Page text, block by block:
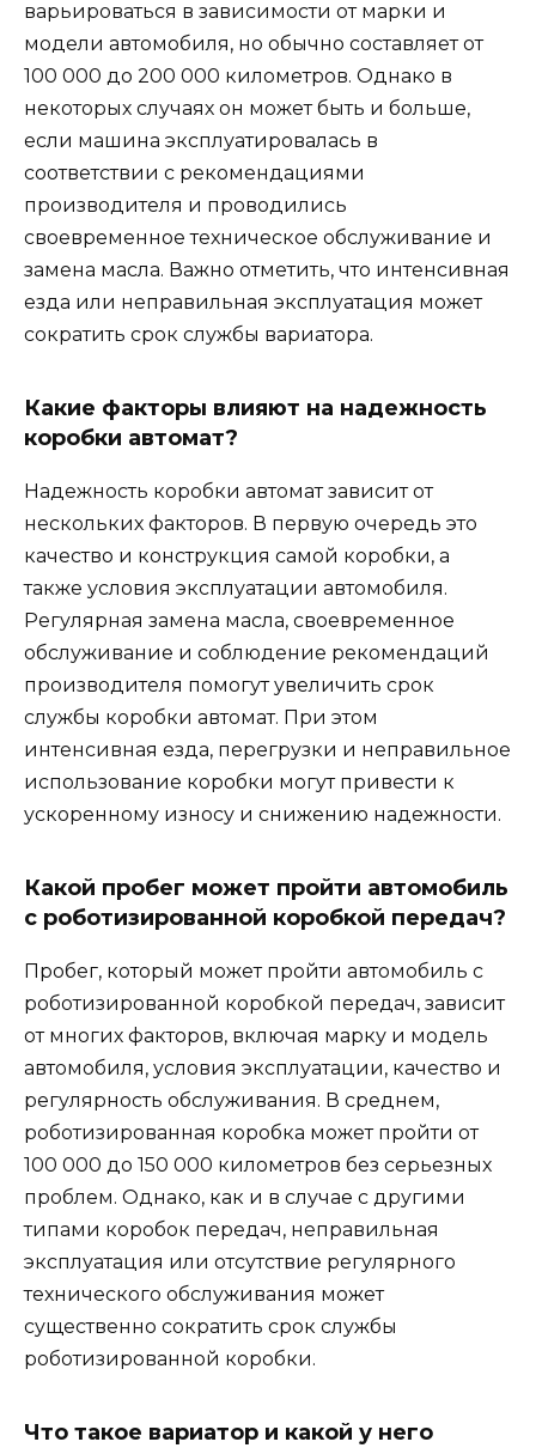
варьироваться в зависимости от марки и
модели автомобиля, но обычно составляет от
100 000 до 200 000 километров. Однако в
некоторых случаях он может быть и больше,
если машина эксплуатировалась в
соответствии с рекомендациями
производителя и проводились
своевременное техническое обслуживание и
замена масла. Важно отметить, что интенсивная
езда или неправильная эксплуатация может
сократить срок службы вариатора.
Какие факторы влияют на надежность
коробки автомат?
Надежность коробки автомат зависит от
нескольких факторов. В первую очередь это
качество и конструкция самой коробки, а
также условия эксплуатации автомобиля.
Регулярная замена масла, своевременное
обслуживание и соблюдение рекомендаций
производителя помогут увеличить срок
службы коробки автомат. При этом
интенсивная езда, перегрузки и неправильное
использование коробки могут привести к
ускоренному износу и снижению надежности.
Какой пробег может пройти автомобиль
с роботизированной коробкой передач?
Пробег, который может пройти автомобиль с
роботизированной коробкой передач, зависит
от многих факторов, включая марку и модель
автомобиля, условия эксплуатации, качество и
регулярность обслуживания. В среднем,
роботизированная коробка может пройти от
100 000 до 150 000 километров без серьезных
проблем. Однако, как и в случае с другими
типами коробок передач, неправильная
эксплуатация или отсутствие регулярного
технического обслуживания может
существенно сократить срок службы
роботизированной коробки.
Что такое вариатор и какой у него